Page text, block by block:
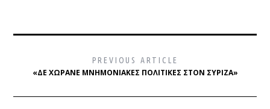
PREVIOUS ARTICLE
«ΔΕ ΧΩΡΆΝΕ ΜΝΗΜΟΝΙΑΚΈΣ ΠΟΛΙΤΙΚΈΣ ΣΤΟΝ ΣΥΡΙΖΑ»